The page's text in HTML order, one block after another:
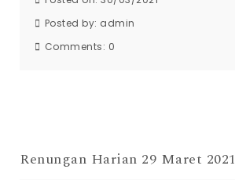
Posted by: admin
Comments: 0
Renungan Harian 29 Maret 2021